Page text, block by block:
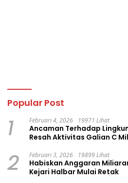
Popular Post
1 Februari 4, 2026 19971 Lihat
Ancaman Terhadap
Resah Aktivitas Galian C
2 Februari 3, 2026 19899 Lihat
Habiskan Anggaran
Kejari Halbar Mulai Retak